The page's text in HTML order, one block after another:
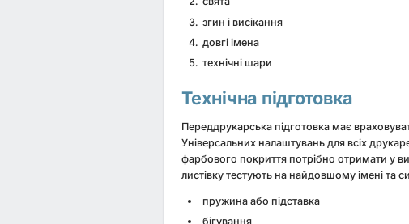
згин і висікання
довгі імена
технічні шари
Технічна підготовка
Переддрукарська підготовка має
Універсальних налаштувань для всіх
фарбового покриття потрібно отримати у
листівку тестують на найдовшому імені та
пружина або підставка
бігування